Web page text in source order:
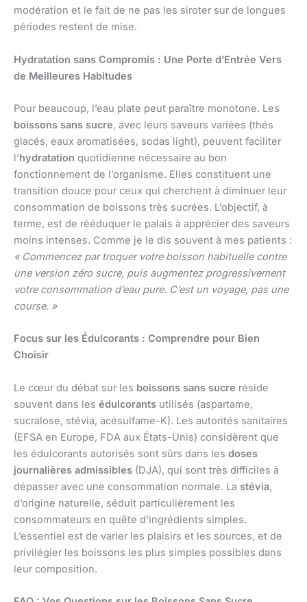
modération et le fait de ne pas les siroter sur de longues
périodes restent de mise.
Hydratation sans Compromis : Une Porte d’Entrée Vers
de Meilleures Habitudes
Pour beaucoup, l’eau plate peut paraître monotone. Les
boissons sans sucre, avec leurs saveurs variées (thés
glacés, eaux aromatisées, sodas light), peuvent faciliter
l’hydratation quotidienne nécessaire au bon
fonctionnement de l’organisme. Elles constituent une
transition douce pour ceux qui cherchent à diminuer leur
consommation de boissons très sucrées. L’objectif, à
terme, est de rééduquer le palais à apprécier des saveurs
moins intenses. Comme je le dis souvent à mes patients :
« Commencez par troquer votre boisson habituelle contre
une version zéro sucre, puis augmentez progressivement
votre consommation d’eau pure. C’est un voyage, pas une
course. »
Focus sur les Édulcorants : Comprendre pour Bien
Choisir
Le cœur du débat sur les boissons sans sucre réside
souvent dans les édulcorants utilisés (aspartame,
sucralose, stévia, acésulfame-K). Les autorités sanitaires
(EFSA en Europe, FDA aux États-Unis) considèrent que
les édulcorants autorisés sont sûrs dans les doses
journalières admissibles (DJA), qui sont très difficiles à
dépasser avec une consommation normale. La stévia,
d’origine naturelle, séduit particulièrement les
consommateurs en quête d’ingrédients simples.
L’essentiel est de varier les plaisirs et les sources, et de
privilégier les boissons les plus simples possibles dans
leur composition.